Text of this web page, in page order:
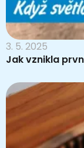
3. 5. 2025
Jak vznikla